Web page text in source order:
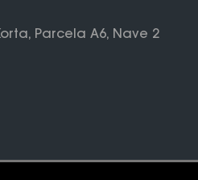
Parcela A6, Nave 2